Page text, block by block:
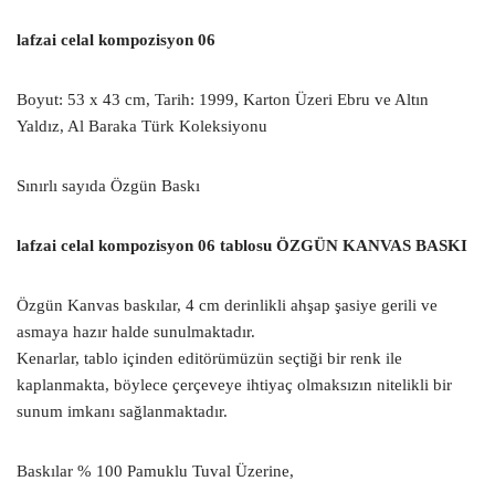
lafzai celal kompozisyon 06
Boyut: 53 x 43 cm, Tarih: 1999, Karton Üzeri Ebru ve Altın
Yaldız, Al Baraka Türk Koleksiyonu
Sınırlı sayıda Özgün Baskı
lafzai celal kompozisyon 06 tablosu ÖZGÜN KANVAS BASKI
Özgün Kanvas baskılar, 4 cm derinlikli ahşap şasiye gerili ve
asmaya hazır halde sunulmaktadır.
Kenarlar, tablo içinden editörümüzün seçtiği bir renk ile
kaplanmakta, böylece çerçeveye ihtiyaç olmaksızın nitelikli bir
sunum imkanı sağlanmaktadır.
Baskılar % 100 Pamuklu Tuval Üzerine,